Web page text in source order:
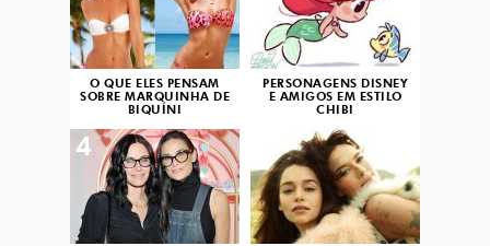
O QUE ELES PENSAM
SOBRE MARQUINHA DE
BIQUÍNI
PERSONAGENS DISNEY
E AMIGOS EM ESTILO
CHIBI
4